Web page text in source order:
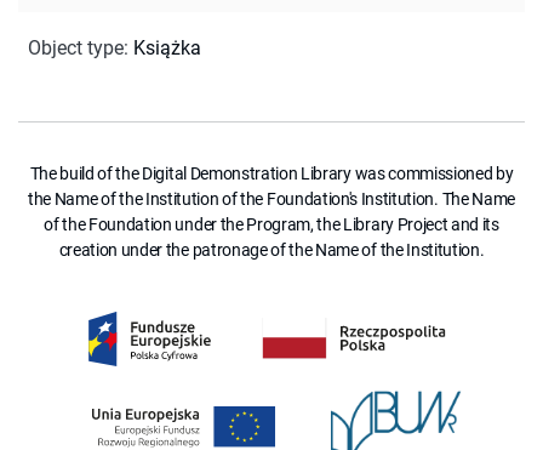
Object type: Książka
The build of the Digital Demonstration Library was commissioned by
the Name of the Institution of the Foundation's Institution. The Name
of the Foundation under the Program, the Library Project and its
creation under the patronage of the Name of the Institution.